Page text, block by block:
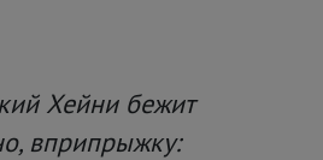
Хейни бежит
вприпрыжку: